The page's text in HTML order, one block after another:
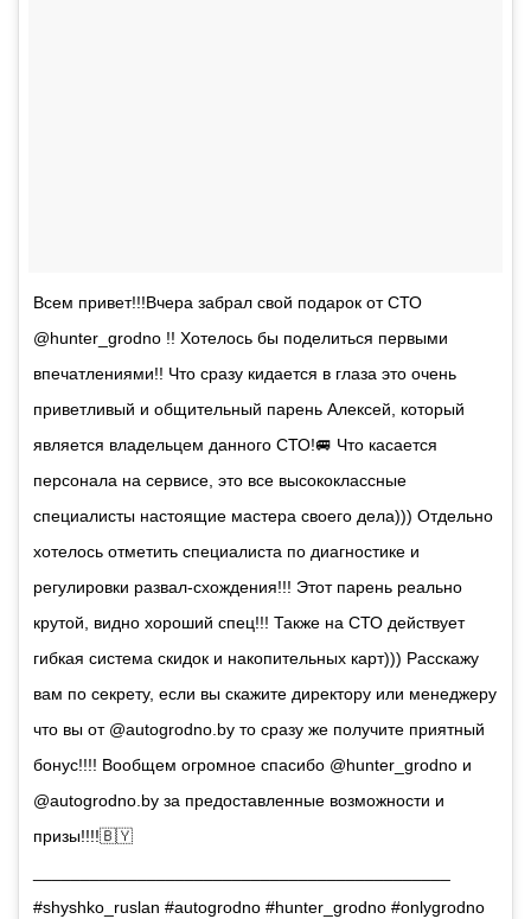
Всем привет!!!Вчера забрал свой подарок от СТО
@hunter_grodno !! Хотелось бы поделиться первыми
впечатлениями!! Что сразу кидается в глаза это очень
приветливый и общительный парень Алексей, который
является владельцем данного СТО!🚐 Что касается
персонала на сервисе, это все высококлассные
специалисты настоящие мастера своего дела))) Отдельно
хотелось отметить специалиста по диагностике и
регулировки развал-схождения!!! Этот парень реально
крутой, видно хороший спец!!! Также на СТО действует
гибкая система скидок и накопительных карт))) Расскажу
вам по секрету, если вы скажите директору или менеджеру
что вы от @autogrodno.by то сразу же получите приятный
бонус!!!! Вообщем огромное спасибо @hunter_grodno и
@autogrodno.by за предоставленные возможности и
призы!!!!🇧🇾
#shyshko_ruslan #autogrodno #hunter_grodno #onlygrodno